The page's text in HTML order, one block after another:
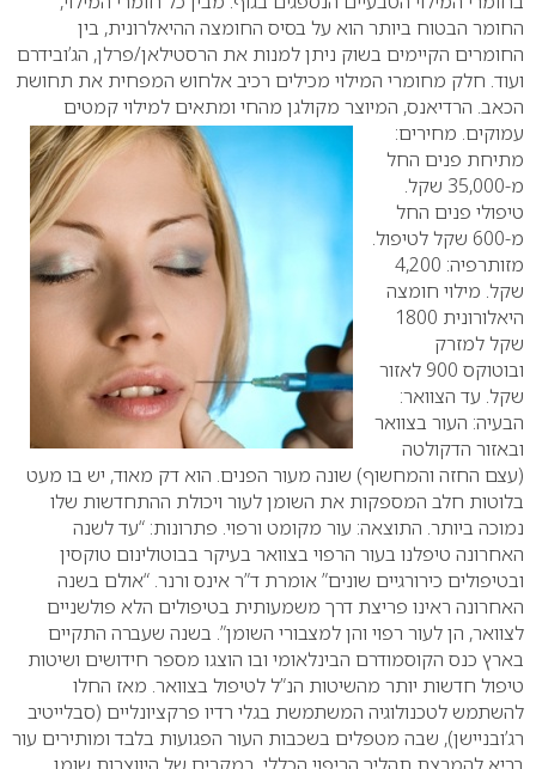
החומר הבטוח ביותר הוא על בסיס החומצה ההיאלרונית, בין
החומרים הקיימים בשוק ניתן למנות את הרסטילאן/פרלן, הג’ובידרם
ועוד. חלק מחומרי המילוי מכילים רכיב אלחוש המפחית את תחושת
הכאב. הרדיאנס, המיוצר מקולגן מהחי ומתאים למילוי קמטים
עמוקים. מחירים:
מתיחת פנים החל
מ-35,000 שקל.
טיפולי פנים החל
מ-600 שקל לטיפול.
מזותרפיה: 4,200
שקל. מילוי חומצה
היאלורונית 1800
שקל למזרק
ובוטוקס 900 לאזור
שקל. עד הצוואר:
הבעיה: העור בצוואר
ובאזור הדקולטה
(עצם החזה והמחשוף) שונה מעור הפנים. הוא דק מאוד, יש בו מעט
בלוטות חלב המספקות את השומן לעור ויכולת ההתחדשות שלו
נמוכה ביותר. התוצאה: עור מקומט ורפוי. פתרונות: “עד לשנה
האחרונה טיפלנו בעור הרפוי בצוואר בעיקר בבוטולינום טוקסין
ובטיפולים כירורגיים שונים” אומרת ד”ר אינס ורנר. “אולם בשנה
האחרונה ראינו פריצת דרך משמעותית בטיפולים הלא פולשניים
לצוואר, הן לעור רפוי והן למצבורי השומן”. בשנה שעברה התקיים
בארץ כנס הקוסמודרם הבינלאומי ובו הוצגו מספר חידושים ושיטות
טיפול חדשות יותר מהשיטות הנ”ל לטיפול בצוואר. מאז החלו
להשתמש לטכנולוגיה המשתמשת בגלי רדיו פרקציונליים (סבלייטיב
רג’ובניישן), שבה מטפלים בשכבות העור הפגועות בלבד ומותירים עור